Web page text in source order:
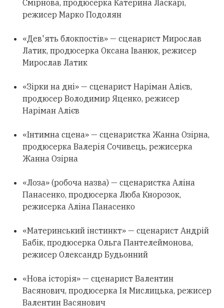
Смірнова, продюсерка Катерина Ласкарі,
режисер Марко Подолян
«Дев'ять блокпостів» — сценарист Мирослав
Латик, продюсерка Оксана Іванюк, режисер
Мирослав Латик
«Зірки на дні» — сценарист Наріман Алієв,
продюсер Володимир Яценко, режисер
Наріман Алієв
«Інтимна сцена» — сценаристка Жанна Озірна,
продюсерка Валерія Сочивець, режисерка
Жанна Озірна
«Лоза» (робоча назва) — сценаристка Аліна
Панасенко, продюсерка Люба Кнорозок,
режисерка Аліна Панасенко
«Материнський інстинкт» — сценарист Андрій
Бабік, продюсерка Ольга Пантелеймонова,
режисер Олександр Будьонний
«Нова історія» — сценарист Валентин
Васянович, продюсерка Ія Мислицька, режисер
Валентин Васянович